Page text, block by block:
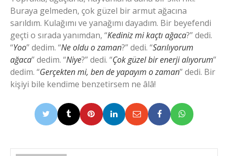
Buraya gelmeden, çok güzel bir armut ağacına
sarıldım. Kulağımı ve yanağımı dayadım. Bir beyefendi
geçti o sırada yanımdan, “Kediniz mi kaçtı ağaca?” dedi.
“Yoo” dedim. “Ne oldu o zaman?” dedi. “Sarılıyorum
ağaca” dedim. “Niye?” dedi. “Çok güzel bir enerji alıyorum”
dedim. “Gerçekten mi, ben de yapayım o zaman” dedi. Bir
kişiyi bile kendime benzetirsem ne âlâ!